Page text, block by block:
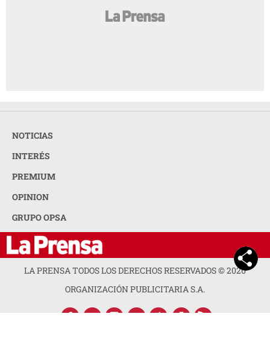
NOTICIAS
INTERÉS
PREMIUM
OPINION
GRUPO OPSA
LA PRENSA TODOS LOS DERECHOS RESERVADOS ©2026
ORGANIZACIÓN PUBLICITARIA S.A.